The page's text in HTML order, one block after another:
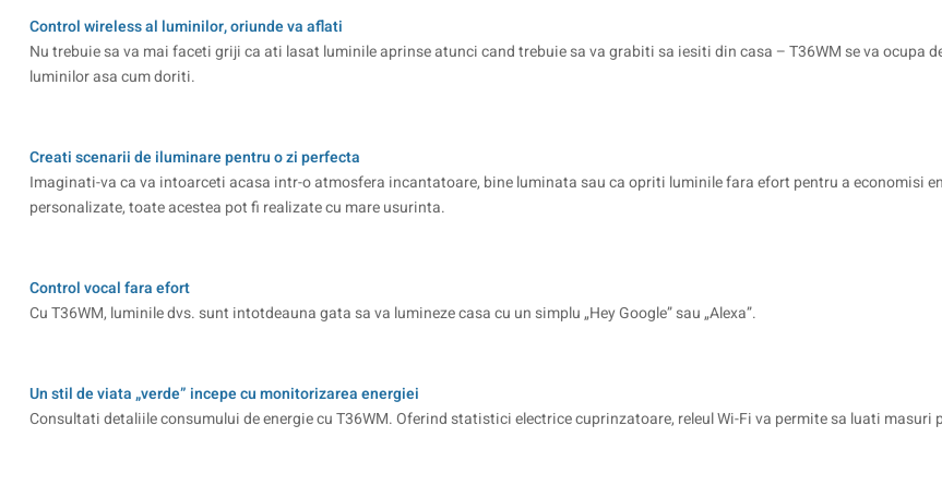
Control wireless al luminilor, oriunde va aflati
Nu trebuie sa va mai faceti griji ca ati lasat luminile aprinse atunci cand trebuie sa va grabiti sa iesiti din casa – T36WM se va ocupa
luminilor asa cum doriti.
Creati scenarii de iluminare pentru o zi perfecta
Imaginati-va ca va intoarceti acasa intr-o atmosfera incantatoare, bine luminata sau ca opriti luminile fara efort pentru a economisi
personalizate, toate acestea pot fi realizate cu mare usurinta.
Control vocal fara efort
Cu T36WM, luminile dvs. sunt intotdeauna gata sa va lumineze casa cu un simplu „Hey Google” sau „Alexa”.
Un stil de viata „verde” incepe cu monitorizarea energiei
Consultati detaliile consumului de energie cu T36WM. Oferind statistici electrice cuprinzatoare, releul Wi-Fi va permite sa luati